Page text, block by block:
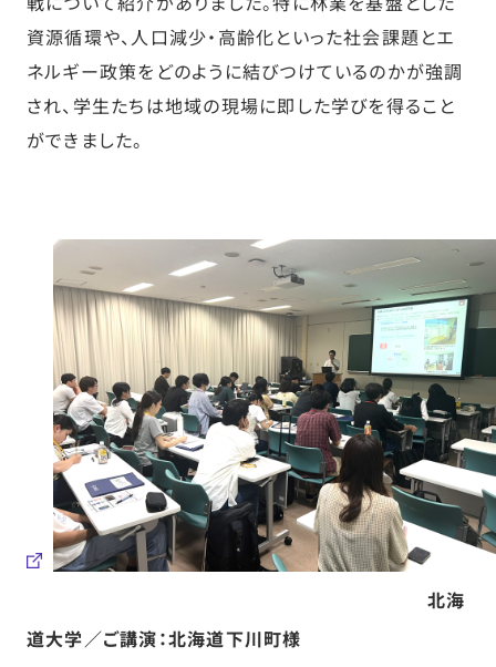
資源循環や、人口減少・高齢化といった社会課題とエ
ネルギー政策をどのように結びつけているのかが強調
され、学生たちは地域の現場に即した学びを得ること
ができました。
北海
道大学／ご講演：北海道下川町様